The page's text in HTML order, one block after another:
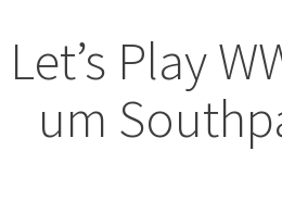
Let’s Play
um